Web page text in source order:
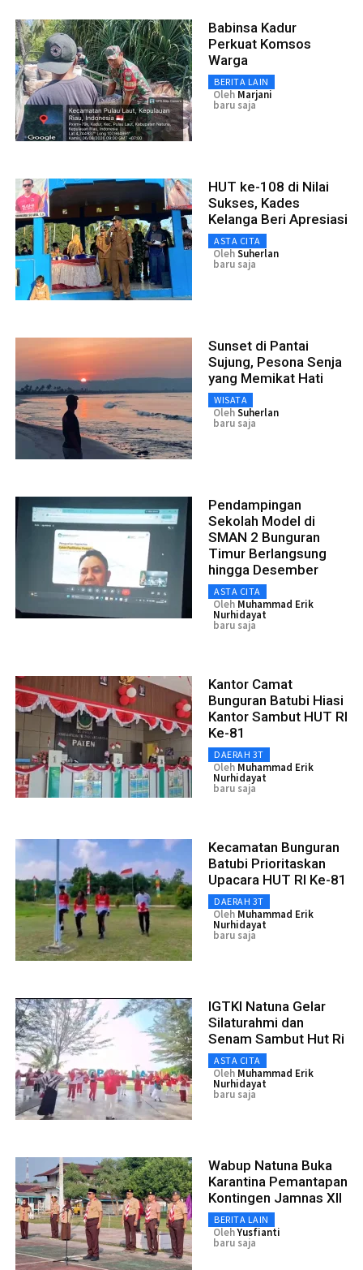
Babinsa Kadur
Perkuat Komsos
Warga
BERITA LAIN
Oleh Marjani
baru saja
HUT ke-108 di Nilai
Sukses, Kades
Kelanga Beri Apresiasi
ASTA CITA
OlehSuherlan
baru saja
Sunset di Pantai
Sujung, Pesona Senja
yang Memikat Hati
WISATA
OlehSuherlan
baru saja
Pendampingan
Sekolah Model di
SMAN 2 Bunguran
Timur Berlangsung
hingga Desember
ASTA CITA
Oleh Muhammad Erik
Nurhidayat
baru saja
Kantor Camat
Bunguran Batubi Hiasi
Kantor Sambut HUT RI
Ke-81
DAERAH 3T
Oleh Muhammad Erik
Nurhidayat
baru saja
Kecamatan Bunguran
Batubi Prioritaskan
Upacara HUT RI Ke-81
DAERAH 3T
Oleh Muhammad Erik
Nurhidayat
baru saja
IGTKI Natuna Gelar
Silaturahmi dan
Senam Sambut Hut Ri
ASTA CITA
Oleh Muhammad Erik
Nurhidayat
baru saja
Wabup Natuna Buka
Karantina Pemantapan
Kontingen Jamnas XII
BERITA LAIN
OlehYusfianti
baru saja